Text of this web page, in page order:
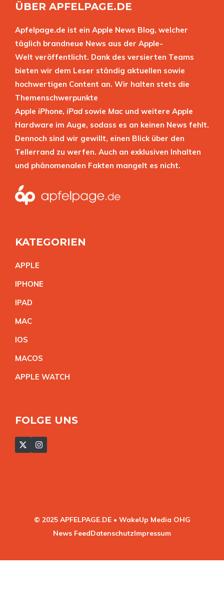
ÜBER APFELPAGE.DE
Apfelpage.de ist ein Apple News Blog, welcher
täglich brandneue News aus der Apple-
Welt veröffentlicht. Dank des versierten Teams
bieten wir dem Leser ständig aktuellen sowie
hochwertigen Content an. Wir halten stets die
Themenschwerpunkte
Apple iPhone, iPad sowie Mac und weitere Apple
Hardware im Auge, sodass es an keinen News fehlt.
Dennoch sind wir gewillt, einen Blick über den
Tellerrand zu werfen. Auch an exklusiven Inhalten
und phänomenalen Fakten mangelt es nicht.
KATEGORIEN
APPLE
IPHONE
IPAD
MAC
IOS
MACOS
APPLE WATCH
FOLGE UNS
© 2025 APFELPAGE.DE • WakeUp Media OHG
News FeedDatenschutzImpressum